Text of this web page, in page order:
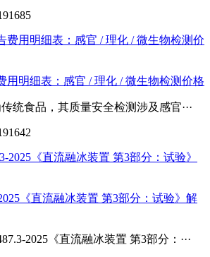
1685
用明细表：感官 / 理化 / 微生物检测价格
统食品，其质量安全检测涉及感官···
1642
《直流融冰装置 第3部分：试验》解
2025《直流融冰装置 第3部分：···